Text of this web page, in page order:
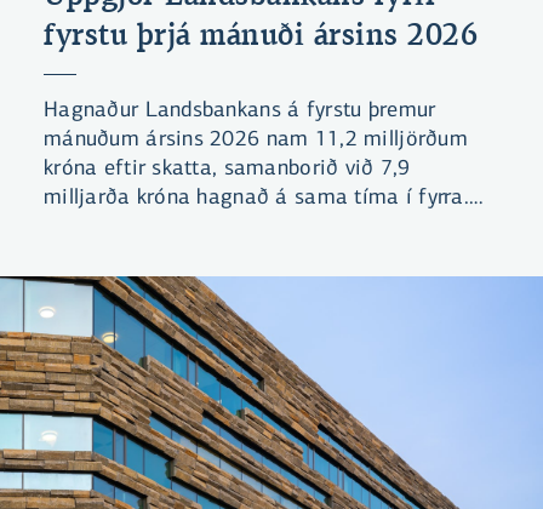
fyrstu þrjá mánuði ársins 2026
Hagnaður Landsbankans á fyrstu þremur
mánuðum ársins 2026 nam 11,2 milljörðum
króna eftir skatta, samanborið við 7,9
milljarða króna hagnað á sama tíma í fyrra.